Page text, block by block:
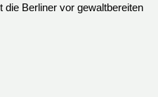
Berliner vor gewaltbereiten